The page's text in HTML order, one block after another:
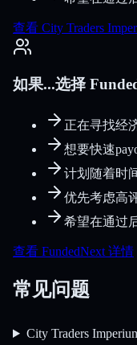
查看 City Traders
如果...选择
正在寻找经
想要快速
计划随着时
优先考虑高
希望在通过
查看 FundedNext 详情
常见问题
City Traders